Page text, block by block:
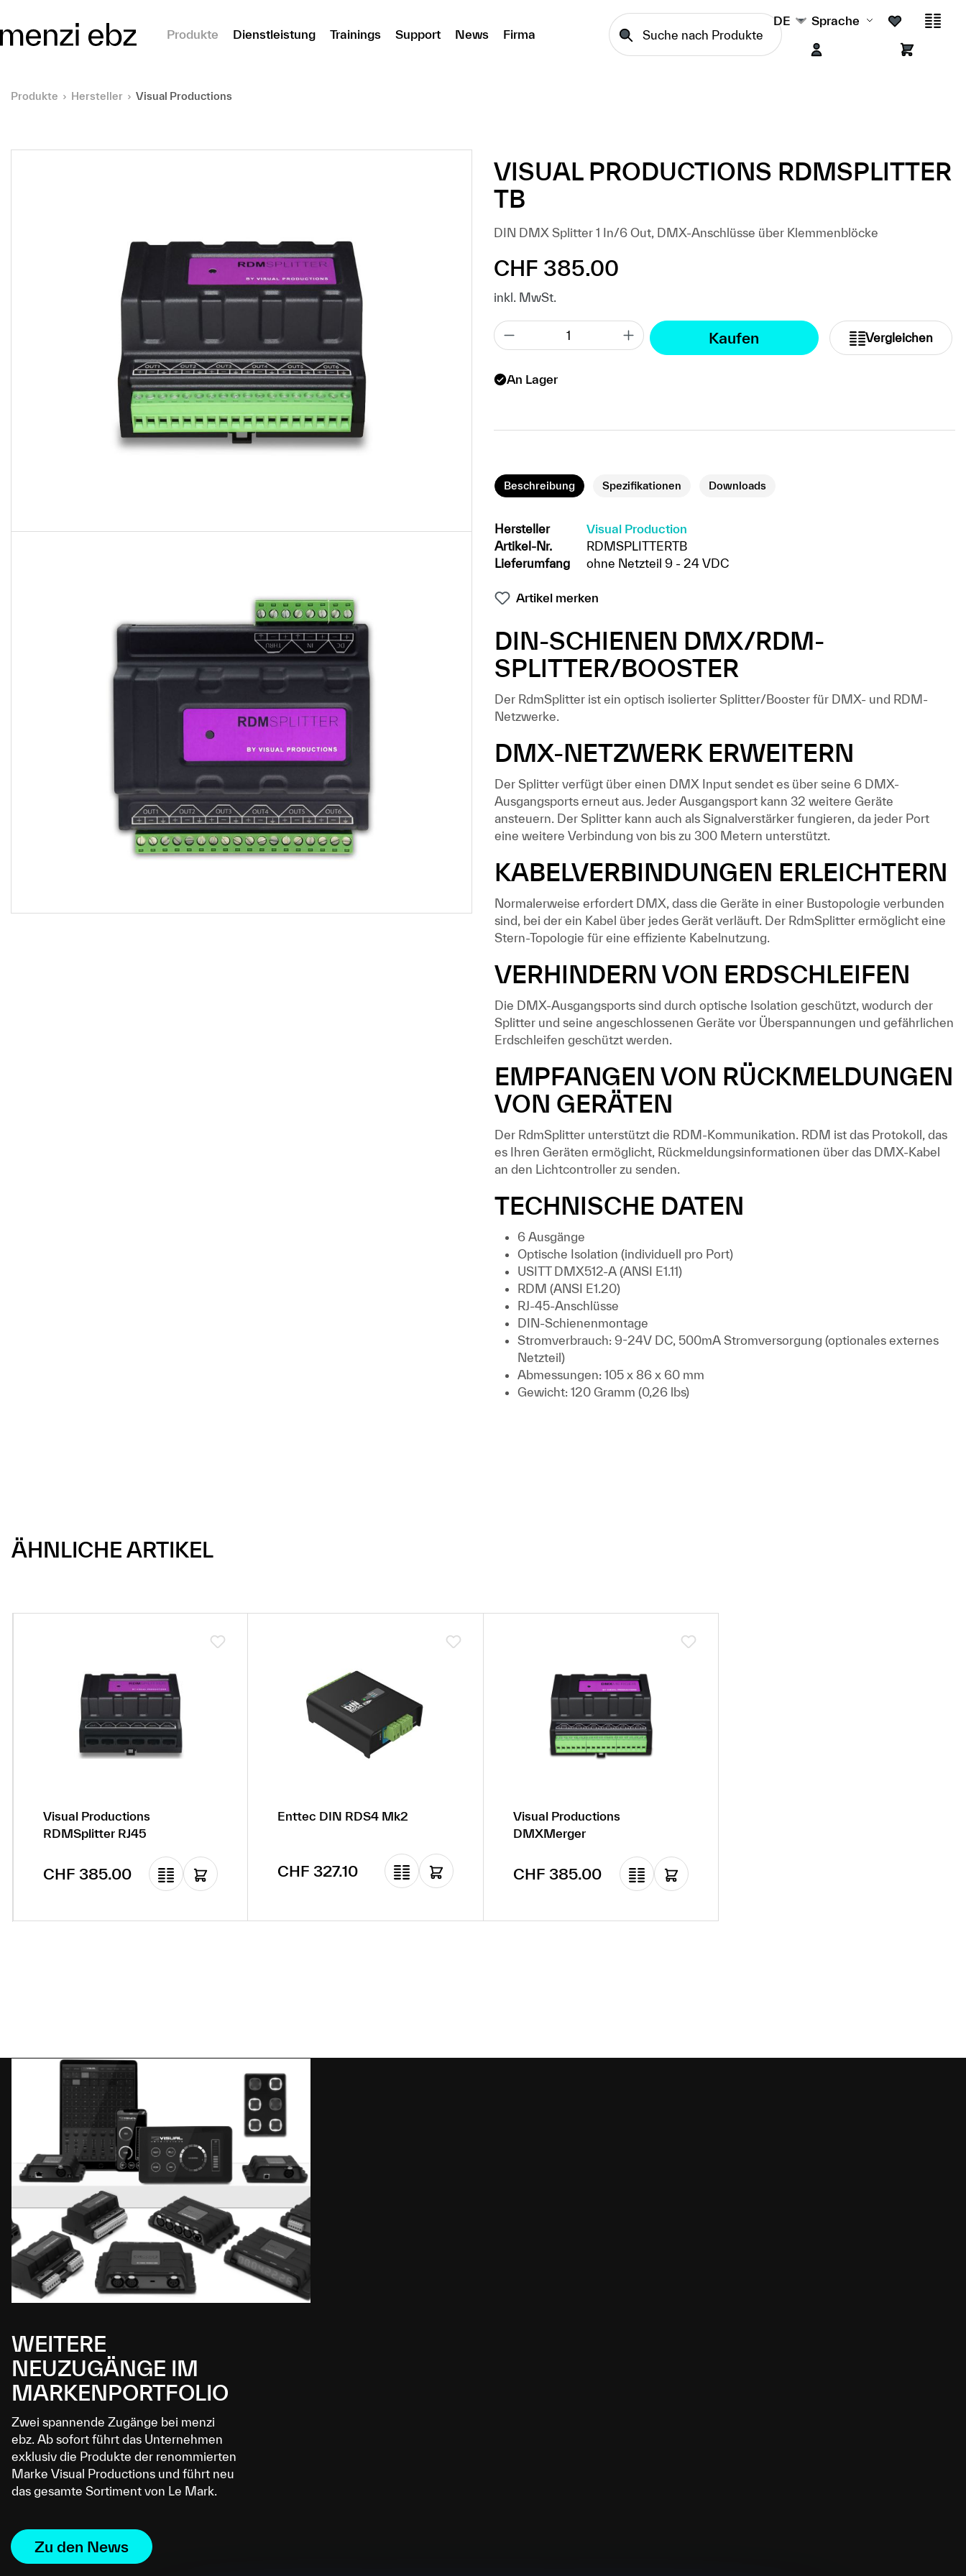
Produkte
Dienstleistung Trainings Support News Firma
DE Sprache
Produkte Hersteller Visual Productions
VISUAL PRODUCTIONS RDMSPLITTER
TB
DIN DMX Splitter 1 In/6 Out, DMX-Anschlüsse über Klemmenblöcke
Regulärer Preis:
CHF 385.00
inkl. MwSt.
Kaufen Vergleichen
An Lager
Beschreibung Spezifikationen Downloads
Hersteller
Visual Production
Artikel-Nr.
RDMSPLITTERTB
Lieferumfang
ohne Netzteil 9 - 24 VDC
Artikel merken
DIN-SCHIENEN DMX/RDM-
SPLITTER/BOOSTER
Der RdmSplitter ist ein optisch isolierter Splitter/Booster für DMX- und RDM-
Netzwerke.
DMX-NETZWERK ERWEITERN
Der Splitter verfügt über einen DMX Input sendet es über seine 6 DMX-
Ausgangsports erneut aus. Jeder Ausgangsport kann 32 weitere Geräte
ansteuern. Der Splitter kann auch als Signalverstärker fungieren, da jeder Port
eine weitere Verbindung von bis zu 300 Metern unterstützt.
KABELVERBINDUNGEN ERLEICHTERN
Normalerweise erfordert DMX, dass die Geräte in einer Bustopologie verbunden
sind, bei der ein Kabel über jedes Gerät verläuft. Der RdmSplitter ermöglicht eine
Stern-Topologie für eine effiziente Kabelnutzung.
VERHINDERN VON ERDSCHLEIFEN
Die DMX-Ausgangsports sind durch optische Isolation geschützt, wodurch der
Splitter und seine angeschlossenen Geräte vor Überspannungen und gefährlichen
Erdschleifen geschützt werden.
EMPFANGEN VON RÜCKMELDUNGEN
VON GERÄTEN
Der RdmSplitter unterstützt die RDM-Kommunikation. RDM ist das Protokoll, das
es Ihren Geräten ermöglicht, Rückmeldungsinformationen über das DMX-Kabel
an den Lichtcontroller zu senden.
TECHNISCHE DATEN
6 Ausgänge
Optische Isolation (individuell pro Port)
USITT DMX512-A (ANSI E1.11)
RDM (ANSI E1.20)
RJ-45-Anschlüsse
DIN-Schienenmontage
Stromverbrauch: 9-24V DC, 500mA Stromversorgung (optionales externes
Netzteil)
Abmessungen: 105 x 86 x 60 mm
Gewicht: 120 Gramm (0,26 lbs)
ÄHNLICHE ARTIKEL
Visual Productions
RDMSplitter RJ45
Regulärer Preis:
CHF 385.00
Enttec DIN RDS4 Mk2
Regulärer Preis:
CHF 327.10
Visual Productions
DMXMerger
Regulärer Preis:
CHF 385.00
WEITERE
NEUZUGÄNGE IM
MARKENPORTFOLIO
Zwei spannende Zugänge bei menzi
ebz. Ab sofort führt das Unternehmen
exklusiv die Produkte der renommierten
Marke Visual Productions und führt neu
das gesamte Sortiment von Le Mark.
Zu den News